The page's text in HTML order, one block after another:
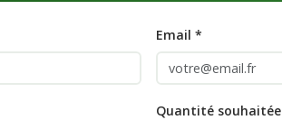
Email *
Quantité souhaitée